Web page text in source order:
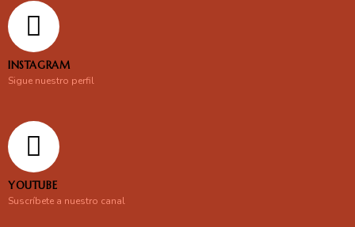
INSTAGRAM
Sigue nuestro perfil
YOUTUBE
Suscríbete a nuestro canal